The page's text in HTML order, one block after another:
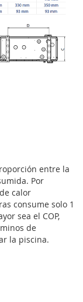
entre la
Por
calor
consume solo 1
sea el COP,
de
la piscina.